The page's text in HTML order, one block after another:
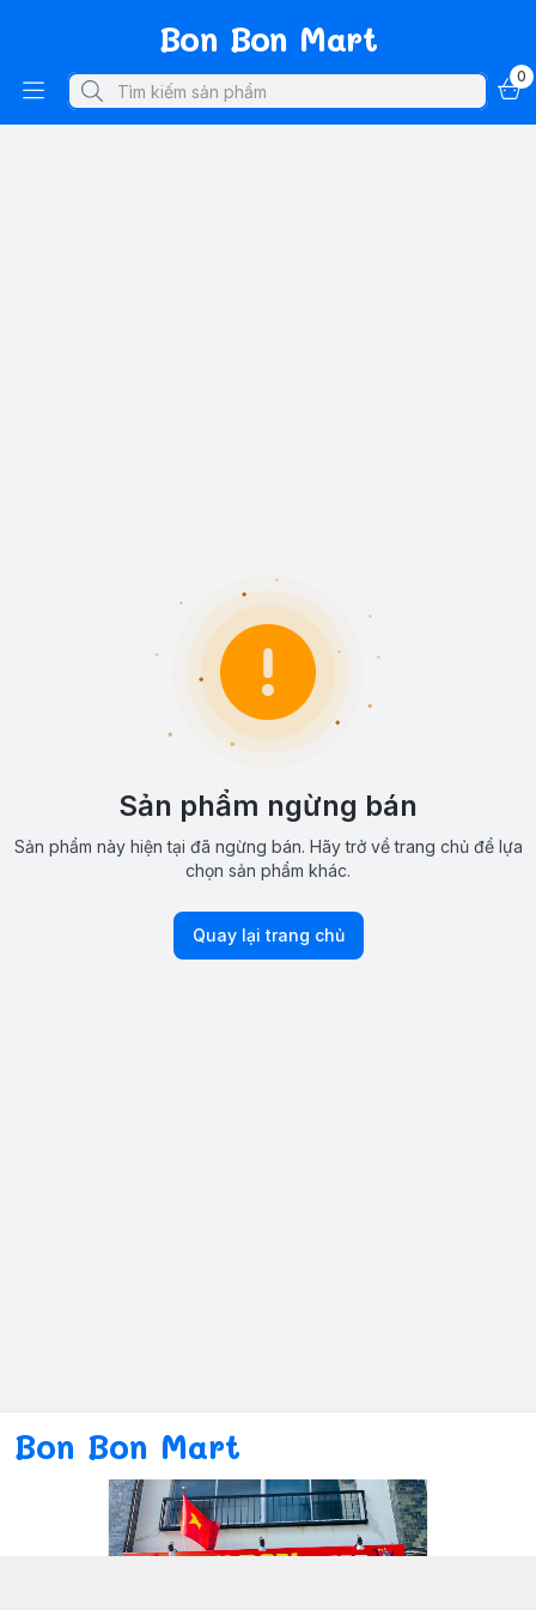
Bon Bon Mart
0
Sản phẩm ngừng bán
Sản phẩm này hiện tại đã ngừng bán. Hãy trở về trang chủ để lựa
chọn sản phẩm khác.
Quay lại trang chủ
Bon Bon Mart